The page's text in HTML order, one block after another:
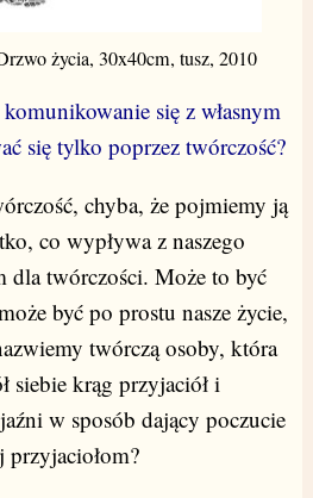
życia, 30x40cm, tusz, 2010
się z własnym
się tylko poprzez twórczość?
chyba, że pojmiemy ją
co wypływa z naszego
dla twórczości. Może to być
być po prostu nasze życie,
twórczą osoby, która
siebie krąg przyjaciół i
w sposób dający poczucie
przyjaciołom?